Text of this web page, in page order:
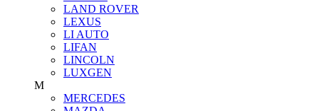
LAND ROVER
LEXUS
LI AUTO
LIFAN
LINCOLN
LUXGEN
M
MERCEDES